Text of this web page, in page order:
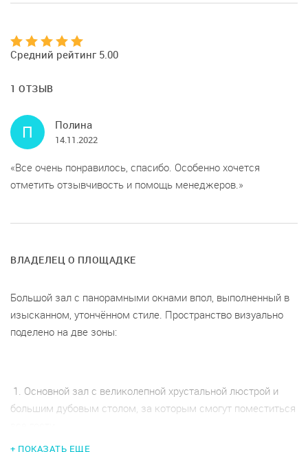
Средний рейтинг 5.00
1 ОТЗЫВ
П Полина
14.11.2022
Все очень понравилось, спасибо. Особенно хочется
отметить отзывчивость и помощь менеджеров.
ВЛАДЕЛЕЦ О ПЛОЩАДКЕ
Большой зал с панорамными окнами впол, выполненный в
изысканном, утончённом стиле. Пространство визуально
поделено на две зоны:
1. Основной зал с великолепной хрустальной люстрой и
большим дубовым столом, за которым смогут поместиться
+ ПОКАЗАТЬ ЕЩЕ